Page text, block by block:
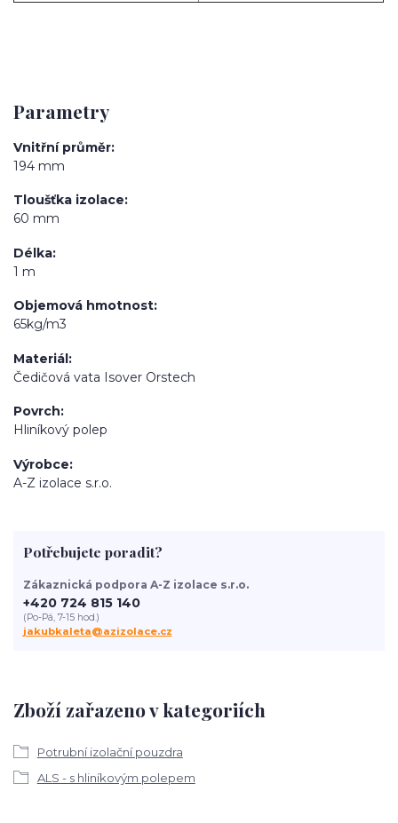
Parametry
Vnitřní průměr
194 mm
Tloušťka izolace
60 mm
Délka
1 m
Objemová hmotnost
65kg/m3
Materiál
Čedičová vata Isover Orstech
Povrch
Hliníkový polep
Výrobce
A-Z izolace s.r.o.
Zboží zařazeno v kategoriích
Potrubní izolační pouzdra
ALS - s hliníkovým polepem
Potřebujete poradit?
Zákaznická podpora A-Z izolace s.r.o.
+420 724 815 140
(Po-Pá, 7-15 hod.)
jakubkaleta@azizolace.cz